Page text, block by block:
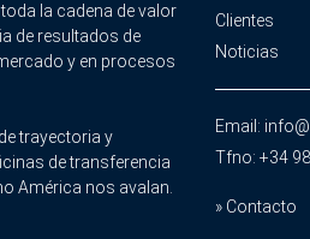
la cadena de valor
de resultados de
y en procesos
trayectoria y
de transferencia
América nos avalan.
Clientes
Noticias
Email:
Tfno: +34
» Contacto